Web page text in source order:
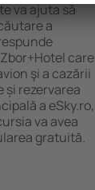
va ajuta să
a
care
şi a cazării
și rezervarea
a eSky.ro,
va avea
gratuită.